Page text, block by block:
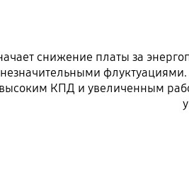
снижение платы за
незначительными
высоким КПД и увеличенным